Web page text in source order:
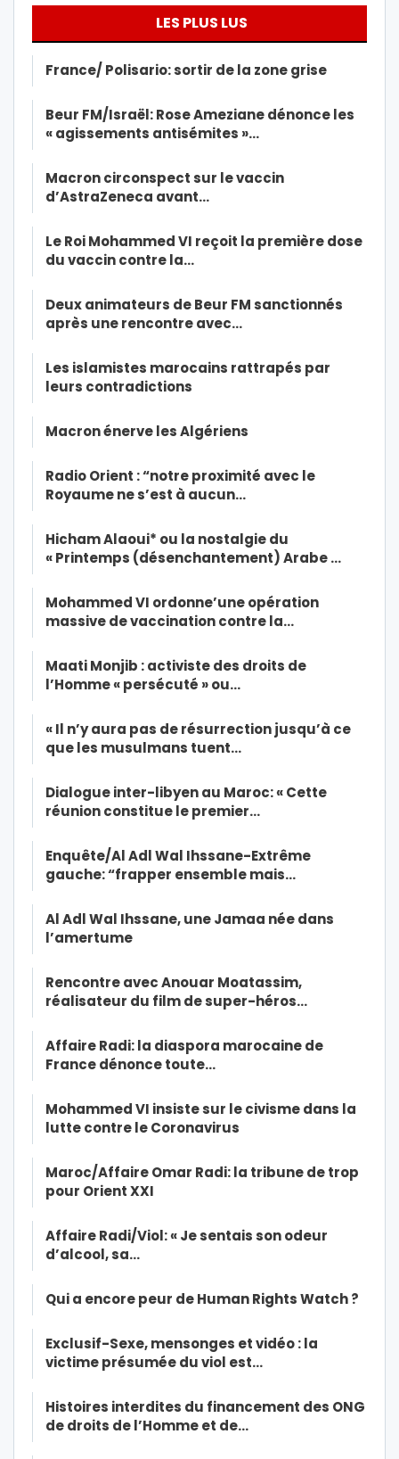
LES PLUS LUS
France/ Polisario: sortir de la zone grise
Beur FM/Israël: Rose Ameziane dénonce les
« agissements antisémites »…
Macron circonspect sur le vaccin
d’AstraZeneca avant…
Le Roi Mohammed VI reçoit la première dose
du vaccin contre la…
Deux animateurs de Beur FM sanctionnés
après une rencontre avec…
Les islamistes marocains rattrapés par
leurs contradictions
Macron énerve les Algériens
Radio Orient : “notre proximité avec le
Royaume ne s’est à aucun…
Hicham Alaoui* ou la nostalgie du
« Printemps (désenchantement) Arabe …
Mohammed VI ordonne’une opération
massive de vaccination contre la…
Maati Monjib : activiste des droits de
l’Homme « persécuté » ou…
« Il n’y aura pas de résurrection jusqu’à ce
que les musulmans tuent…
Dialogue inter-libyen au Maroc: « Cette
réunion constitue le premier…
Enquête/Al Adl Wal Ihssane-Extrême
gauche: “frapper ensemble mais…
Al Adl Wal Ihssane, une Jamaa née dans
l’amertume
Rencontre avec Anouar Moatassim,
réalisateur du film de super-héros…
Affaire Radi: la diaspora marocaine de
France dénonce toute…
Mohammed VI insiste sur le civisme dans la
lutte contre le Coronavirus
Maroc/Affaire Omar Radi: la tribune de trop
pour Orient XXI
Affaire Radi/Viol: « Je sentais son odeur
d’alcool, sa…
Qui a encore peur de Human Rights Watch ?
Exclusif-Sexe, mensonges et vidéo : la
victime présumée du viol est…
Histoires interdites du financement des ONG
de droits de l’Homme et de…